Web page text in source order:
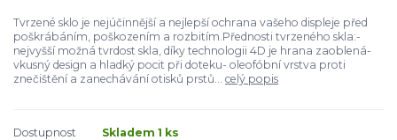
Tvrzené sklo je nejúčinnější a nejlepší ochrana vašeho displeje před
poškrábáním, poškozením a rozbitím.Přednosti tvrzeného skla:-
nejvyšší možná tvrdost skla, díky technologii 4D je hrana zaoblená-
vkusný design a hladký pocit při doteku- oleofóbní vrstva proti
znečištění a zanechávání otisků prstů... celý popis
Dostupnost
Skladem 1 ks